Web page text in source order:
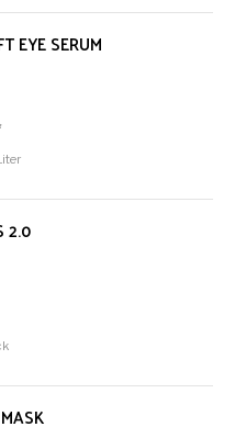
EYE SERUM
2.0